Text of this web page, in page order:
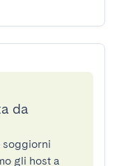
da
soggiorni
gli host a